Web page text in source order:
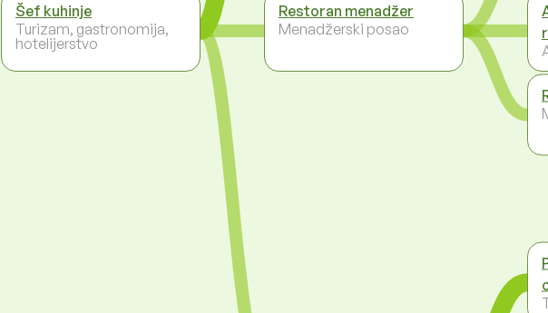
Šef kuhinje
Turizam, gastronomija,
hotelijerstvo
Restoran menadžer
Menadžerski posao